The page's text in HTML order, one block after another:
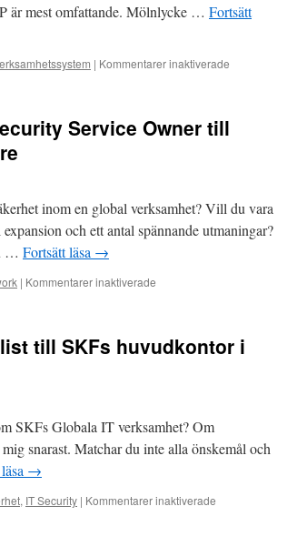
är mest omfattande. Mölnlycke … Fortsätt
| Kommentarer inaktiverade
till
Mölnlycke
Service Owner till
inom en global verksamhet? Vill du vara
och ett antal spännande utmaningar?
… Fortsätt läsa →
| Kommentarer inaktiverade
en
Owner
till
på
Mölnlycke
till SKFs huvudkontor i
SKFs Globala IT verksamhet? Om
snarast. Matchar du inte alla önskemål och
→
, IT Security | Kommentarer inaktiverade